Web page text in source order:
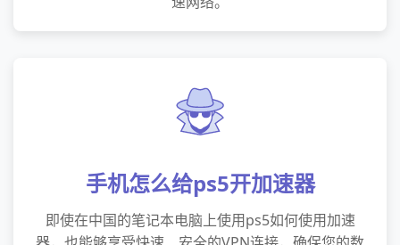
手机怎么给ps5开加速器
即使在中国的笔记本电脑上使用ps5如何使用加速